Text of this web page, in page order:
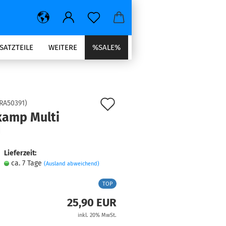
%SALE%
WEITERE
RA50391)
Multi
Lieferzeit:
ca. 7 Tage (Ausland abweichend)
TOP
25,90 EUR
inkl. 20% MwSt.